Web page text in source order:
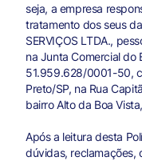
seja, a empresa
tratamento dos seus
SERVIÇOS LTDA.,
na Junta Comercial do
51.959.628/0001-50,
Preto/SP, na Rua
bairro Alto da Boa
Após a leitura desta
dúvidas, reclamações,